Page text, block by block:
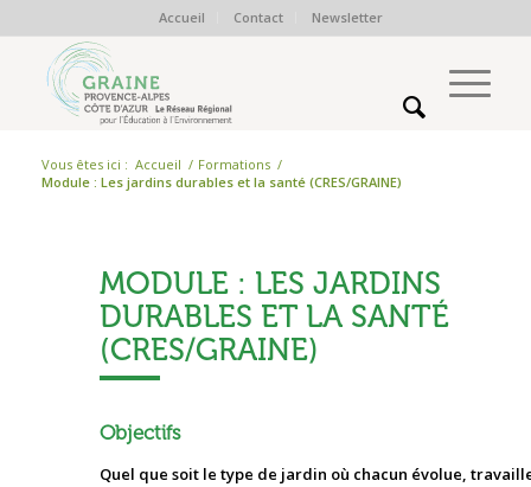
Accueil Contact Newsletter
Vous êtes ici : Accueil / Formations /
Module : Les jardins durables et la santé (CRES/GRAINE)
MODULE : LES JARDINS
DURABLES ET LA SANTÉ
(CRES/GRAINE)
Objectifs
Quel que soit le type de jardin où chacun évolue,